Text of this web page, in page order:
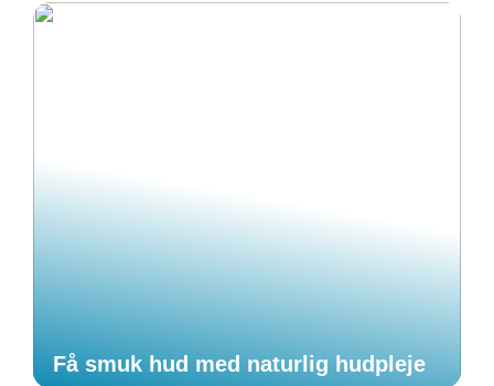
Få smuk hud med naturlig hudpleje